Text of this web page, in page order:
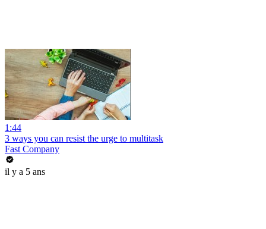
1:44
3 ways you can resist the urge to multitask
Fast Company
il y a 5 ans